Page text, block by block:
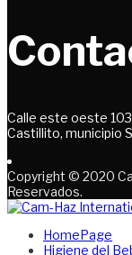
Calle este oeste
Castillito, municipio
Copyright © 2020
Reservados.
HomePage
Higiene del